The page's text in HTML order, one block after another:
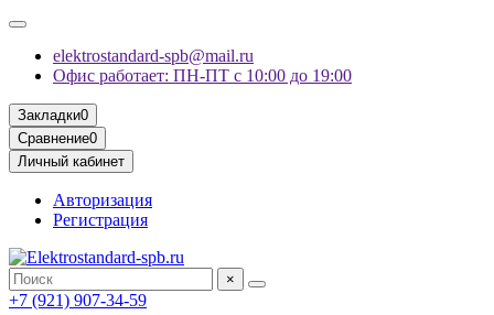
elektrostandard-spb@mail.ru
Офис работает: ПН-ПТ с 10:00 до 19:00
Закладки0
Сравнение0
Личный кабинет
Авторизация
Регистрация
×
+7 (921) 907-34-59